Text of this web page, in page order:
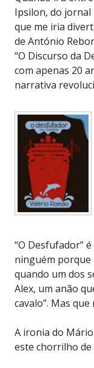
Ipsilon, do jornal
que me iria
de António
“O Discurso da
com apenas 20
narrativa
“O Desfufador”
ninguém porque
quando um dos
Alex, um anão
cavalo”. Mas
A ironia do
este chorrilho de